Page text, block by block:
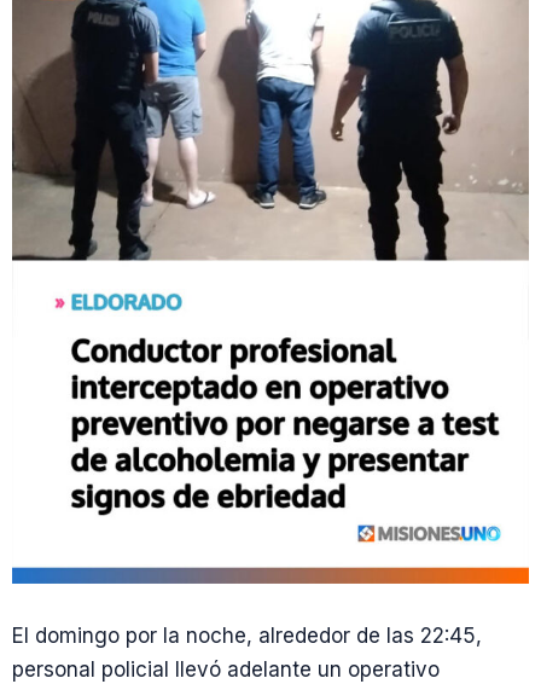
El domingo por la noche, alrededor de las 22:45,
personal policial llevó adelante un operativo